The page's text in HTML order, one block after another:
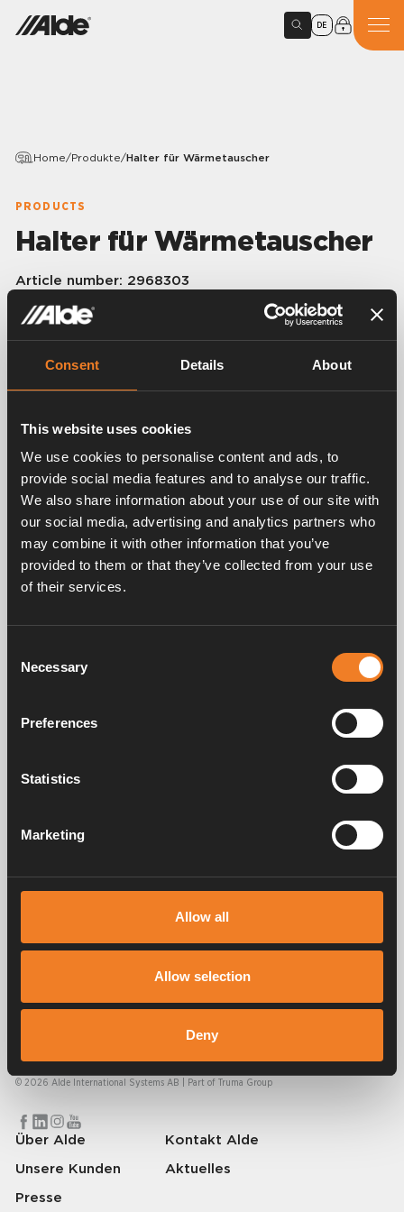
Consent Details About
This website uses cookies
We use cookies to personalise content and ads, to
provide social media features and to analyse our traffic.
We also share information about your use of our site with
our social media, advertising and analytics partners who
may combine it with other information that you’ve
provided to them or that they’ve collected from your use
of their services.
Selection
Necessary
Preferences
Statistics
Marketing
Allow all
Allow selection
Deny
DE
Home/Produkte/Halter für Wärmetauscher
PRODUCTS
Halter für Wärmetauscher
Article number: 2968303
Halter für Wärmetauscher.
Related products
FAQ
Alde schafft seit 1966 ein Gefühl von Zuhause und stellt
haben wir verstanden, wie wichtig es ist, auf Reisen den Komfort von
zu Hause mitzunehmen. Mit Alde fühlt sich die Ferne wie zu Hause an.
© 2026 Alde International Systems AB | Part of Truma Group
Über Alde
Unsere Kunden
Presse
Kontakt Alde
Aktuelles